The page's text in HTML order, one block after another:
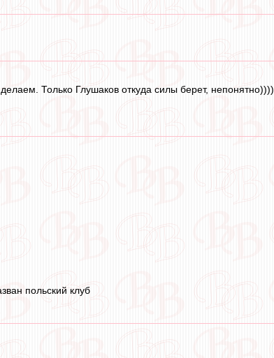
Только Глушаков откуда силы берет, непонятно))))
польский клуб